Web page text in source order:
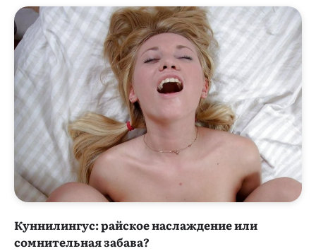
Куннилингус: райское наслаждение или
сомнительная забава?